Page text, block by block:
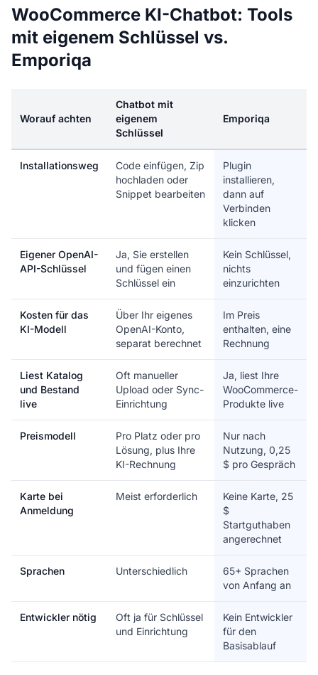
WooCommerce KI-Chatbot: Tools
mit eigenem Schlüssel vs.
Emporiqa
Worauf achten
Chatbot mit
eigenem
Schlüssel
Emporiqa
Installationsweg
Code einfügen, Zip
hochladen oder
Snippet bearbeiten
Plugin
installieren,
dann auf
Verbinden
klicken
Eigener OpenAI-
API-Schlüssel
Ja, Sie erstellen
und fügen einen
Schlüssel ein
Kein Schlüssel,
nichts
einzurichten
Kosten für das
KI-Modell
Über Ihr eigenes
OpenAI-Konto,
separat berechnet
Im Preis
enthalten, eine
Rechnung
Liest Katalog
und Bestand
live
Oft manueller
Upload oder Sync-
Einrichtung
Ja, liest Ihre
WooCommerce-
Produkte live
Preismodell
Pro Platz oder pro
Lösung, plus Ihre
KI-Rechnung
Nur nach
Nutzung, 0,25
$ pro Gespräch
Karte bei
Anmeldung
Meist erforderlich
Keine Karte, 25
$
Startguthaben
angerechnet
Sprachen Unterschiedlich
65+ Sprachen
von Anfang an
Entwickler nötig
Oft ja für Schlüssel
und Einrichtung
Kein Entwickler
für den
Basisablauf